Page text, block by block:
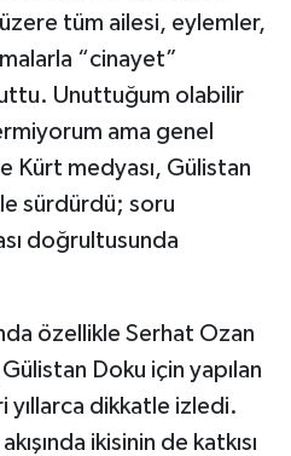
tüm ailesi, eylemler,
“cinayet”
Unuttuğum olabilir
ama genel
Kürt medyası, Gülistan
sürdürdü; soru
doğrultusunda
özellikle Serhat Ozan
Doku için yapılan
yıllarca dikkatle izledi.
ikisinin de katkısı